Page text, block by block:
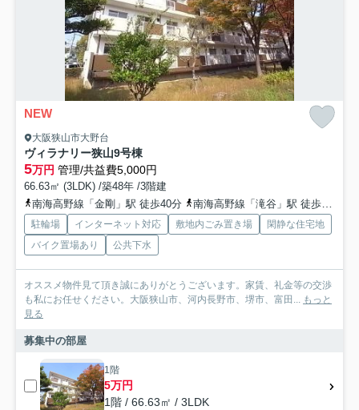
NEW
大阪狭山市大野台
ヴィラナリー狭山9号棟
5万円 管理/共益費5,000円
66.63㎡ (3LDK) /築48年 /3階建
南海高野線「金剛」駅 徒歩40分
南海高野線「滝谷」駅 徒歩39分
駐輪場 インターネット対応 敷地内ごみ置き場
閑静な住宅地
バイク置場あり
公共下水
オススメ物件見て頂き誠にありがとうございます。家賃、礼金等の交渉
も私にお任せください。大阪狭山市、河内長野市、堺市、富田...
もっと
見る
募集中の部屋
1階
5万円
1階 / 66.63㎡ / 3LDK